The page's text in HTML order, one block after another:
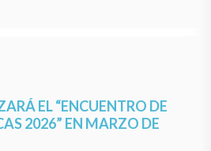
EL “ENCUENTRO DE
2026” EN MARZO DE